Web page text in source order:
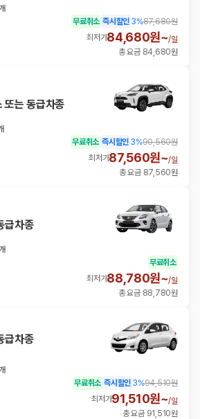
무료취소 즉시할인 3%87,680원
최저가84,680원~/일
총 요금 84,680원
또는 동급차종
무료취소 즉시할인 3%90,560원
최저가87,560원~/일
총 요금 87,560원
급차종
무료취소
최저가88,780원~/일
총 요금 88,780원
급차종
무료취소 즉시할인 3%94,510원
최저가91,510원~/일
총 요금 91,510원